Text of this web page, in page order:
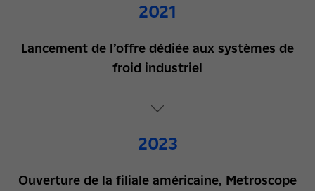
2021
Lancement de l’offre dédiée aux systèmes de
froid industriel
2023
Ouverture de la filiale américaine, Metroscope